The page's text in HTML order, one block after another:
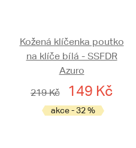
Kožená klíčenka poutko
na klíče bílá - SSFDR
Azuro
219 Kč
149 Kč
akce - 32 %